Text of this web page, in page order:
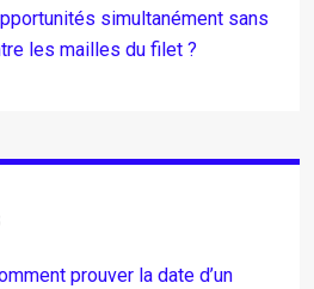
simultanément sans
les mailles du filet ?
prouver la date d’un